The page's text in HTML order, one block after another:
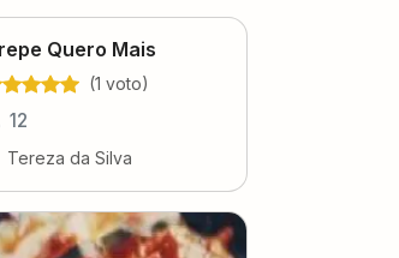
Quero Mais
(1 voto)
12
Tereza da Silva